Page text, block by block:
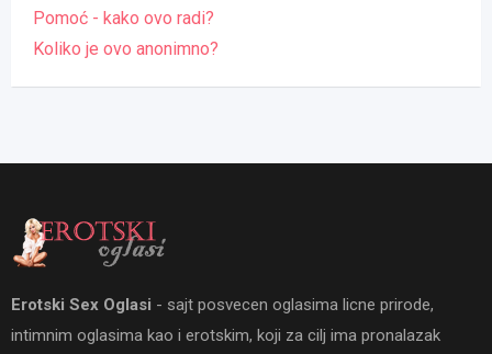
Pomoć - kako ovo radi?
Koliko je ovo anonimno?
Erotski Sex Oglasi - sajt posvecen oglasima licne prirode,
intimnim oglasima kao i erotskim, koji za cilj ima pronalazak